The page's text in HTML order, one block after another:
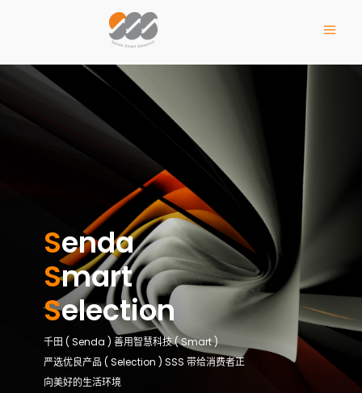
Senda
Smart
Selection
千田 ( Senda ) 善用智慧科技 ( Smart )
严选优良产品 ( Selection ) SSS 带给消费者正
向美好的生活环境​